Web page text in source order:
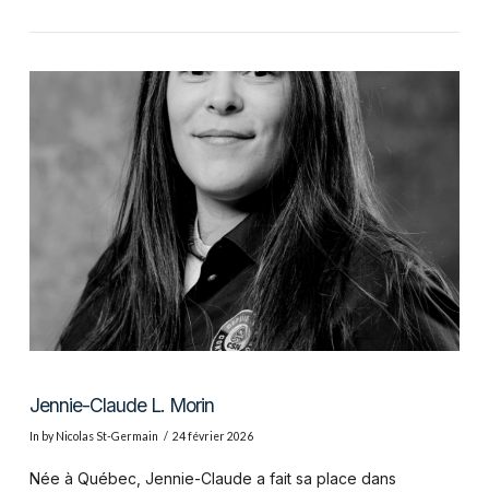
VIEW POST
Jennie-Claude L. Morin
In by Nicolas St-Germain 24 février 2026
Née à Québec, Jennie-Claude a fait sa place dans